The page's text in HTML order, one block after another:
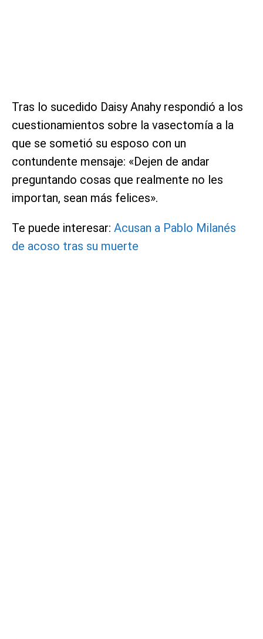
Tras lo sucedido Daisy Anahy respondió a los
cuestionamientos sobre la vasectomía a la
que se sometió su esposo con un
contundente mensaje: «Dejen de andar
preguntando cosas que realmente no les
importan, sean más felices».
Te puede interesar: Acusan a Pablo Milanés
de acoso tras su muerte